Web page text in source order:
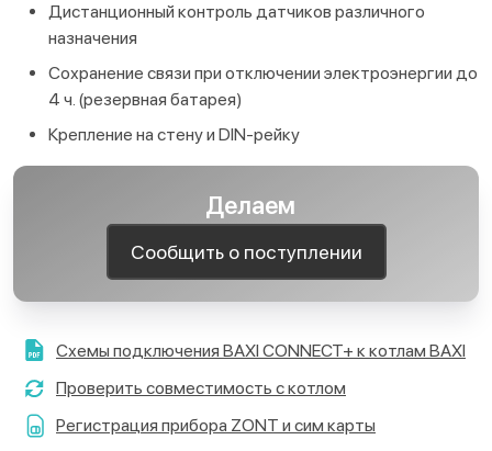
Дистанционный контроль датчиков различного
назначения
Сохранение связи при отключении электроэнергии до
4 ч. (резервная батарея)
Крепление на стену и DIN-рейку
Делаем
Сообщить о поступлении
Схемы подключения BAXI CONNECT+ к котлам BAXI
Проверить совместимость с котлом
Регистрация прибора ZONT и сим карты